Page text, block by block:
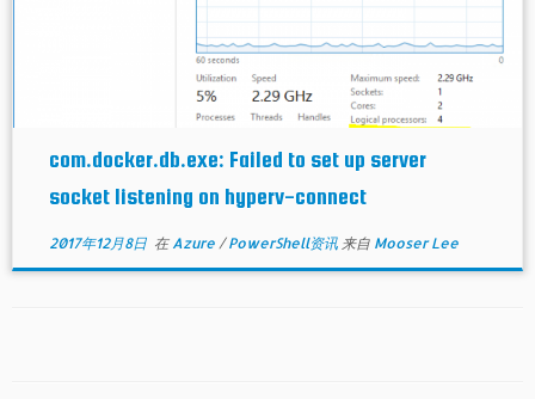
com.docker.db.exe: Failed to set up server
socket listening on hyperv-connect
2017年12月8日在 Azure /PowerShell资讯 来自 Mooser Lee